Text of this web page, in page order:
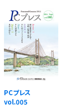
PCプレス
vol.005